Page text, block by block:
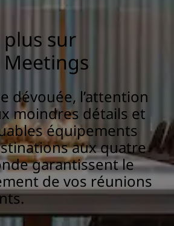
plus sur
Meetings
dévouée, l’attention
moindres détails et
équipements
aux quatre
garantissent le
de vos réunions